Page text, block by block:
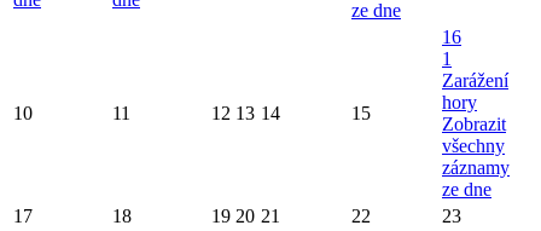
ze dne
10 11 12 13 14 15
16
1
Zarážení
hory
Zobrazit
všechny
záznamy
ze dne
17
18 19 20 21 22
23